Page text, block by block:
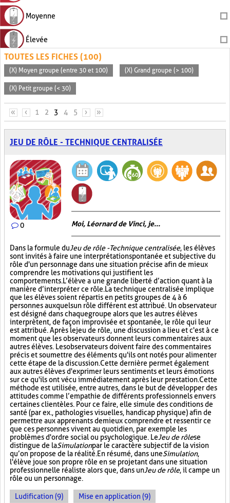
Moyenne
Élevée
TOUTES LES FICHES (100)
(X) Moyen groupe (entre 30 et 100) (X) Grand groupe (> 100)
(X) Petit groupe (< 30)
PAGES
« ‹ 1 2 3 4 5 › »
JEU DE RÔLE - TECHNIQUE CENTRALISÉE
0 Moi, Léornard de Vinci, je...
Dans la formule duJeu de rôle - Technique centralisée, les élèves
sont invités à faire une interprétation spontanée et subjective du
rôle d'un personnage dans une situation précise afin de mieux
comprendre les motivations qui justifient les
comportements. L’élève a une grande liberté d’action quant à la
manière d’interpréter ce rôle. La technique centralisée implique
que les élèves soient répartis en petits groupes de 4 à 6
personnes auxquels un rôle différent est attribué. Un observateur
est désigné dans chaque groupe alors que les autres élèves
interprètent, de façon improvisée et spontanée, le rôle qui leur
est attribué. Après le jeu de rôle, une discussion a lieu et c'est à ce
moment que les observateurs donnent leurs commentaires aux
autres élèves. Les observateurs doivent faire des commentaires
précis et soumettre des éléments qu'ils ont notés pour alimenter
cette étape de la discussion. Cette dernière permet également
aux autres élèves d'exprimer leurs sentiments et leurs émotions
sur ce qu'ils ont vécu immédiatement après leur prestation. Cette
méthode est utilisée, entre autres, dans le but de développer des
attitudes comme l’empathie de différents professionnels envers
certaines clientèles. Pour ce faire, elle simule des conditions de
santé (par ex., pathologies visuelles, handicap physique) afin de
permettre aux apprenants de mieux comprendre et ressentir ce
que ces personnes vivent au quotidien, par exemple les
problèmes d'ordre social ou psychologique. LeJeu de rôlese
distingue de laSimulationpar le caractère subjectif de la vision
qu’on propose de la réalité. En résumé, dans uneSimulation,
l'élève joue son propre rôle en se projetant dans une situation
professionnelle réaliste alors que, dans unJeu de rôle, il campe un
rôle ou un personnage.
Ludification (9) Mise en application (9)